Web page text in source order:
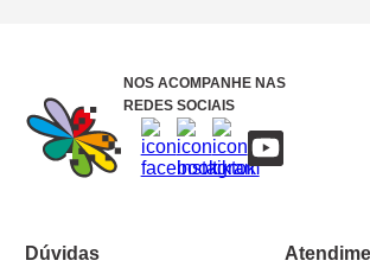
NOS ACOMPANHE NAS
REDES SOCIAIS
Dúvidas